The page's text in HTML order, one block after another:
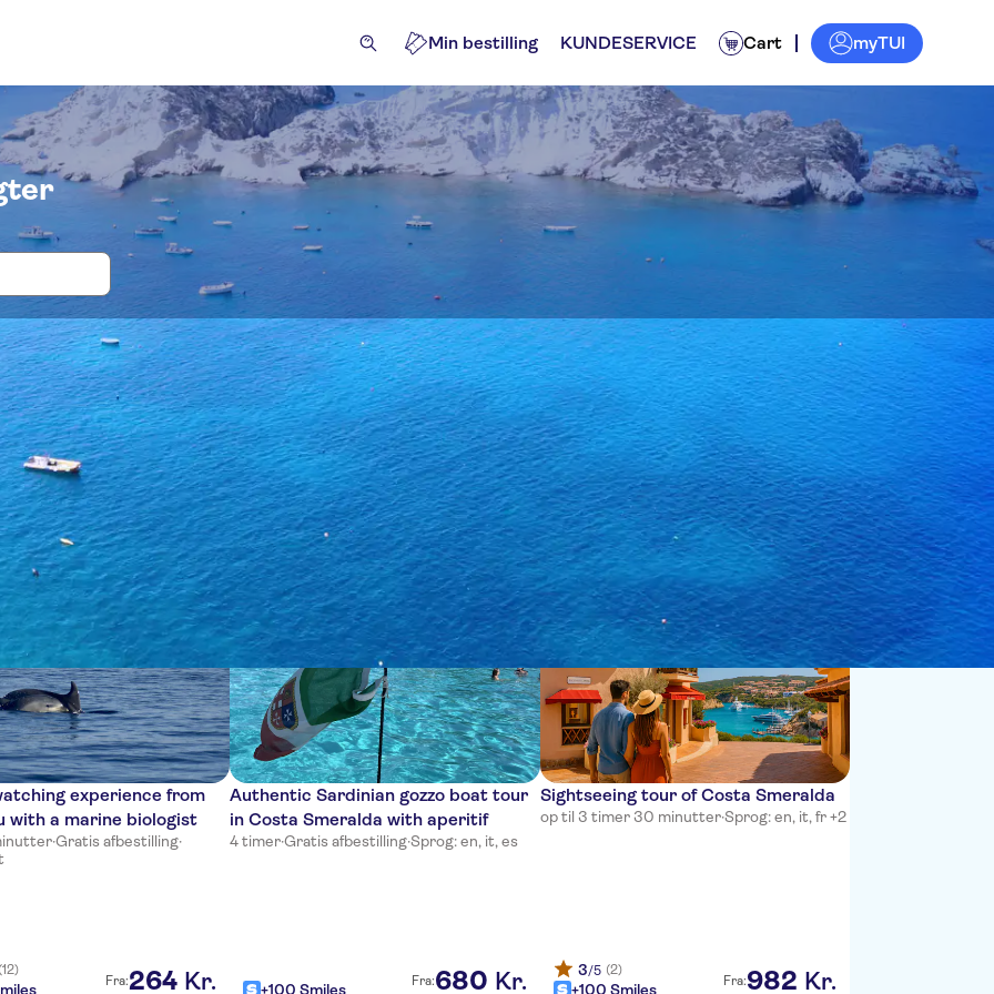
Min bestilling KUNDESERVICE Cart myTUI
og billetter til Costa Smeralda
& dagsture Aktiviteter Seværdigheder & guidede rundture
Sort by:
experience from
with a marine biologist
·Gratis afbestilling·
(12)
Fra:264 Kr.
Authentic Sardinian gozzo boat tour
in Costa Smeralda with aperitif
4 timer·Gratis afbestilling·Sprog: en, it, es
+100 Smiles Fra:680 Kr.
Sightseeing tour of Costa Smeralda
op til 3 timer 30 minutter·Sprog: en, it, fr +2
3/5 (2)
+100 Smiles Fra:982 Kr.